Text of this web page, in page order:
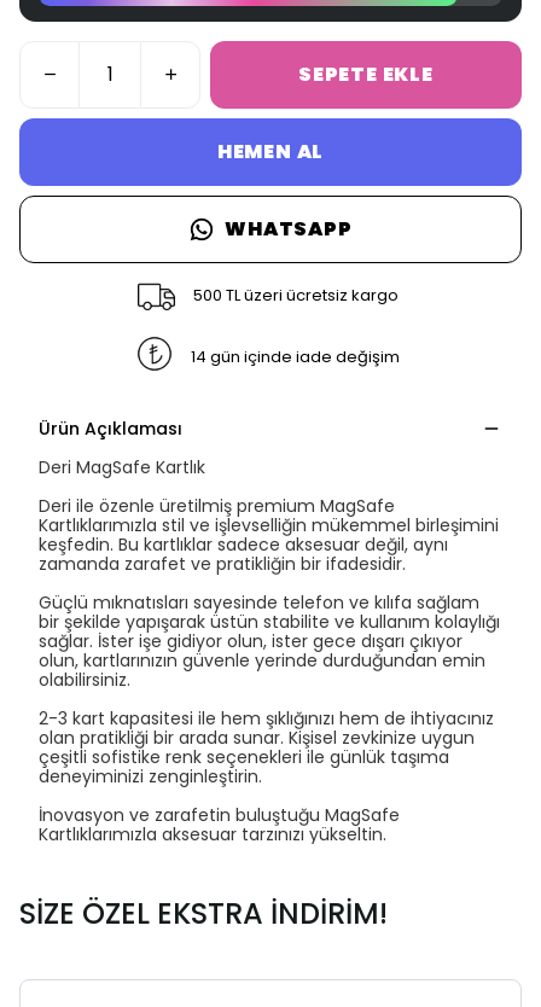
SEPETE EKLE
HEMEN AL
WHATSAPP
500 TL üzeri ücretsiz kargo
14 gün içinde iade değişim
Ürün Açıklaması
Deri MagSafe Kartlık
Deri ile özenle üretilmiş premium MagSafe
Kartlıklarımızla stil ve işlevselliğin mükemmel birleşimini
keşfedin. Bu kartlıklar sadece aksesuar değil, aynı
zamanda zarafet ve pratikliğin bir ifadesidir.
Güçlü mıknatısları sayesinde telefon ve kılıfa sağlam
bir şekilde yapışarak üstün stabilite ve kullanım kolaylığı
sağlar. İster işe gidiyor olun, ister gece dışarı çıkıyor
olun, kartlarınızın güvenle yerinde durduğundan emin
olabilirsiniz.
2-3 kart kapasitesi ile hem şıklığınızı hem de ihtiyacınız
olan pratikliği bir arada sunar. Kişisel zevkinize uygun
çeşitli sofistike renk seçenekleri ile günlük taşıma
deneyiminizi zenginleştirin.
İnovasyon ve zarafetin buluştuğu MagSafe
Kartlıklarımızla aksesuar tarzınızı yükseltin.
SİZE ÖZEL EKSTRA İNDİRİM!